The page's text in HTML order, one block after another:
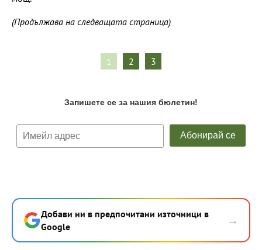
(Продължава на следващата страница)
1 2 3
Добави ни в предпочитани източници в
Google
→